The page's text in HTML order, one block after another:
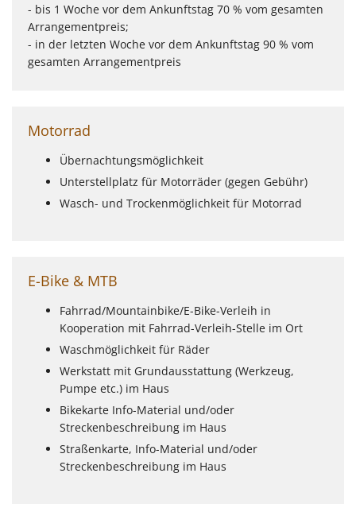
- bis 1 Woche vor dem Ankunftstag 70 % vom gesamten
Arrangementpreis;
- in der letzten Woche vor dem Ankunftstag 90 % vom
gesamten Arrangementpreis
Motorrad
Übernachtungsmöglichkeit
Unterstellplatz für Motorräder (gegen Gebühr)
Wasch- und Trockenmöglichkeit für Motorrad
E-Bike & MTB
Fahrrad/Mountainbike/E-Bike-Verleih in
Kooperation mit Fahrrad-Verleih-Stelle im Ort
Waschmöglichkeit für Räder
Werkstatt mit Grundausstattung (Werkzeug,
Pumpe etc.) im Haus
Bikekarte Info-Material und/oder
Streckenbeschreibung im Haus
Straßenkarte, Info-Material und/oder
Streckenbeschreibung im Haus